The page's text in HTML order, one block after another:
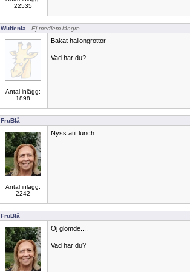
22535
Wulfenia - Ej medlem längre
Antal inlägg:
1898
Bakat hallongrottor
Vad har du?
FruBlå
Antal inlägg:
2242
Nyss ätit lunch...
FruBlå
Oj glömde....
Vad har du?